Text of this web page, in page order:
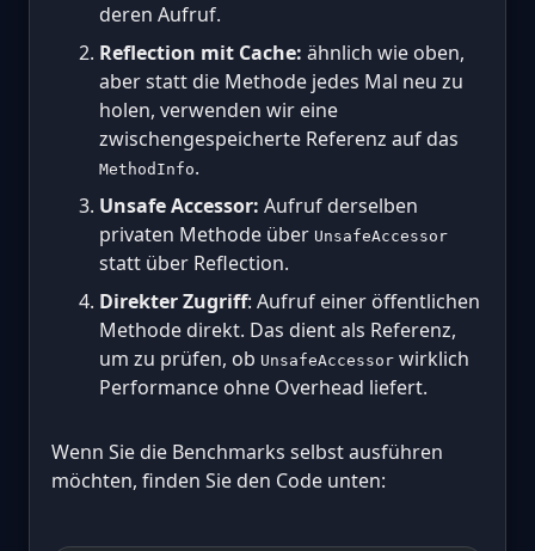
deren Aufruf.
Reflection mit Cache: ähnlich wie oben,
aber statt die Methode jedes Mal neu zu
holen, verwenden wir eine
zwischengespeicherte Referenz auf das
MethodInfo.
Unsafe Accessor: Aufruf derselben
privaten Methode über UnsafeAccessor
statt über Reflection.
Direkter Zugriff: Aufruf einer öffentlichen
Methode direkt. Das dient als Referenz,
um zu prüfen, ob UnsafeAccessor wirklich
Performance ohne Overhead liefert.
Wenn Sie die Benchmarks selbst ausführen
möchten, finden Sie den Code unten: